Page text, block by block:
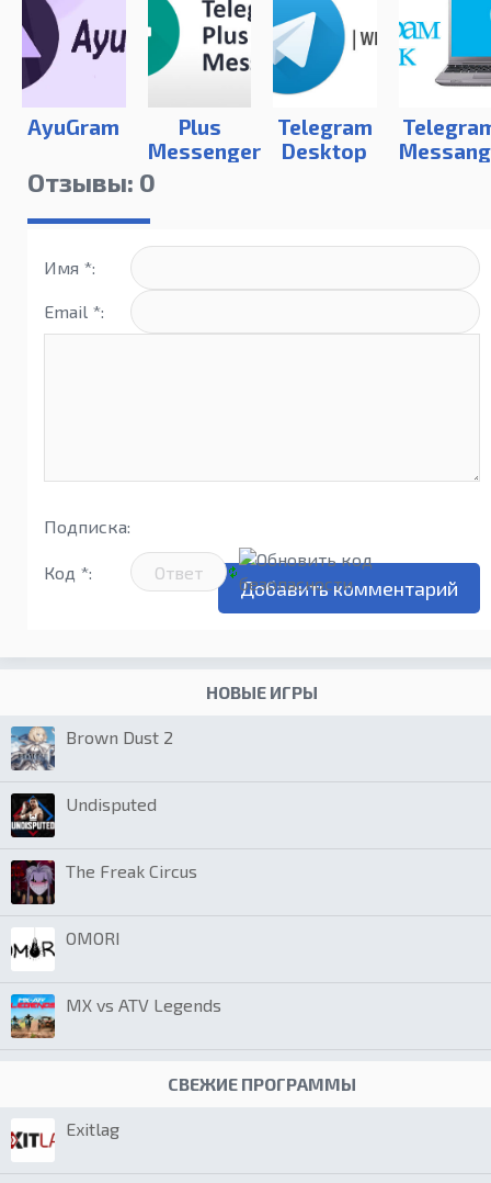
AyuGram
Plus
Messenger
компьютера
Telegram
Desktop
Отзывы: 0
Имя *:
Email *:
Подписка:
Код *:
НОВЫЕ ИГРЫ
Brown Dust 2
Undisputed
The Freak Circus
OMORI
MX vs ATV Legends
СВЕЖИЕ ПРОГРАММЫ
Exitlag